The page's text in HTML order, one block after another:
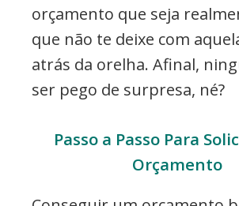
orçamento que seja
que não te deixe com
atrás da orelha. Afinal,
ser pego de surpresa, né?
Passo a Passo Para
Orçamento